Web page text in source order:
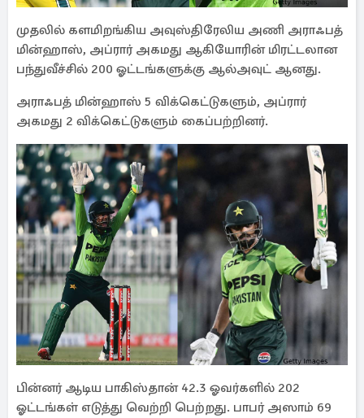
முதலில் களமிறங்கிய அவுஸ்திரேலிய அணி அராஃபத்
மின்ஹாஸ், அப்ரார் அகமது ஆகியோரின் மிரட்டலான
பந்துவீச்சில் 200 ஓட்டங்களுக்கு ஆல்அவுட் ஆனது.
அராஃபத் மின்ஹாஸ் 5 விக்கெட்டுகளும், அப்ரார்
அகமது 2 விக்கெட்டுகளும் கைப்பற்றினர்.
பின்னர் ஆடிய பாகிஸ்தான் 42.3 ஓவர்களில் 202
ஓட்டங்கள் எடுத்து வெற்றி பெற்றது. பாபர் அஸாம் 69